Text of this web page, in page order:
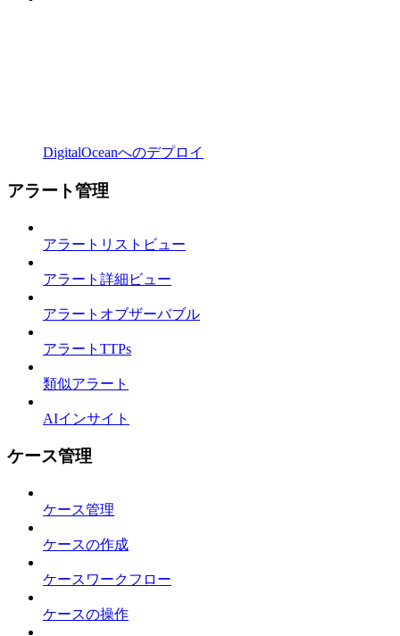
DigitalOceanへのデプロイ
アラート管理
アラートリストビュー
アラート詳細ビュー
アラートオブザーバブル
アラートTTPs
類似アラート
AIインサイト
ケース管理
ケース管理
ケースの作成
ケースワークフロー
ケースの操作